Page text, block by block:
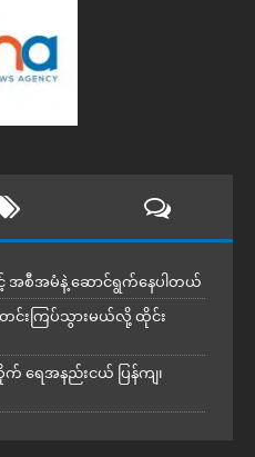
အစီအမံနဲ့ ဆောင်ရွက်နေပါတယ်
င်းကြပ်သွားမယ်လို့ ထိုင်း
ရေအနည်းငယ် ပြန်ကျ၊